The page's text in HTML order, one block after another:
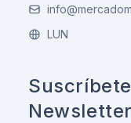
LUN
Newsletter